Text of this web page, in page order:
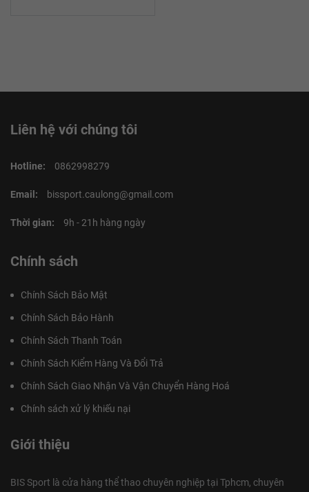
Liên hệ với chúng tôi
Hotline: 0862998279
Email: bissport.caulong@gmail.com
Thời gian: 9h - 21h hàng ngày
Chính sách
Chính Sách Bảo Mật
Chính Sách Bảo Hành
Chính Sách Thanh Toán
Chính Sách Kiểm Hàng Và Đổi Trả
Chính Sách Giao Nhận Và Vận Chuyển Hàng Hoá
Chính sách xử lý khiếu nại
Giới thiệu
BIS Sport là cửa hàng thể thao chuyên nghiệp tại Tphcm, chuyên